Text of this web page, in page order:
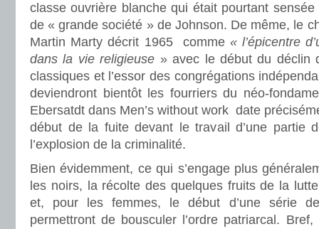
classe ouvrière blanche qui était pourtant
de « grande société » de Johnson. De même, le
Martin Marty décrit 1965 comme« l’épicentre
dans la vie religieuse » avec le début du déclin
classiques et l’essor des congrégations
deviendront bientôt les fourriers du néo-
Ebersatdt dans Men’s without work date
début de la fuite devant le travail d’une partie
l’explosion de la criminalité.
Bien évidemment, ce qui s’engage plus
les noirs, la récolte des quelques fruits de la
et, pour les femmes, le début d’une série
permettront de bousculer l’ordre patriarcal.